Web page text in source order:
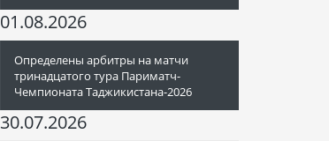
01.08.2026
Определены арбитры на матчи
тринадцатого тура Париматч-
Чемпионата Таджикистана-2026
30.07.2026